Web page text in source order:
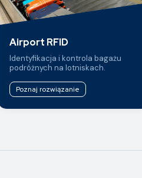
Airport RFID
Identyfikacja i kontrola bagażu
podróżnych na lotniskach.
Poznaj rozwiązanie